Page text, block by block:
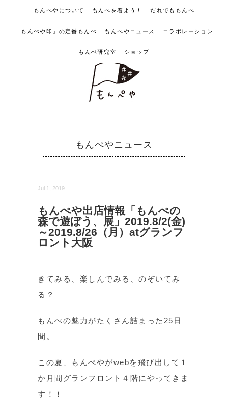
もんぺやについて もんぺを着よう！ だれでももんぺ
「もんぺや印」の定番もんぺ もんぺやニュース コラボレーション
もんぺ研究室 ショップ
もんぺやニュース
Jul 1, 2019
もんぺや出店情報「もんぺの
森で遊ぼう、展」2019.8/2(金)
～2019.8/26（月）atグランフ
ロント大阪
きてみる、楽しんでみる、のぞいてみ
る？
もんぺの魅力がたくさん詰まった25日
間。
この夏、もんぺやがwebを飛び出して１
か月間グランフロント４階にやってきま
す！！